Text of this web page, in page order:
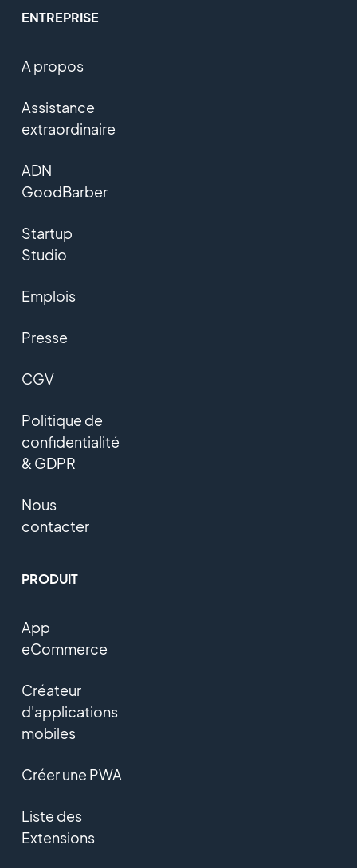
ENTREPRISE
A propos
Assistance
extraordinaire
ADN
GoodBarber
Startup
Studio
Emplois
Presse
CGV
Politique de
confidentialité
& GDPR
Nous
contacter
PRODUIT
App
eCommerce
Créateur
d'applications
mobiles
Créer une PWA
Liste des
Extensions